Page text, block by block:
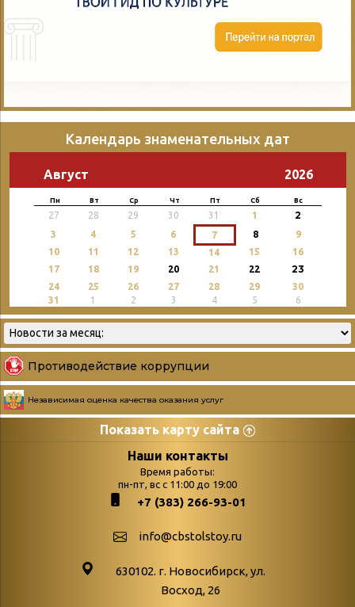
Календарь знаменательных дат
Август 2026
Пн Вт Ср Чт Пт Сб Вс
27 28 29 30 31 1 2
3 4 5 6 7 8
9
10
11 12 13 14 15
16
17
18 19 20 21 22 23
24 25 26 27 28 29
30
31
1 2 3 4 5 6
Противодействие коррупции
Независимая оценка качества оказания услуг
Показать карту сайта
Страницы
podvedenie-itogov-festivalya-
paskhalnaya-palitra
поступлений
Война. Народ.
Наши контакты
Время работы:
пн-пт, вс с 11:00 до 19:00
+7 (383) 266-93-01
info@cbstolstoy.ru
630102. г. Новосибирск, ул.
Восход, 26